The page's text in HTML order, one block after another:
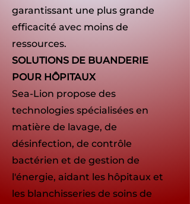
garantissant une plus grande
efficacité avec moins de
ressources.
SOLUTIONS DE BUANDERIE
POUR HÔPITAUX
Sea-Lion propose des
technologies spécialisées en
matière de lavage, de
désinfection, de contrôle
bactérien et de gestion de
l'énergie, aidant les hôpitaux et
les blanchisseries de soins de